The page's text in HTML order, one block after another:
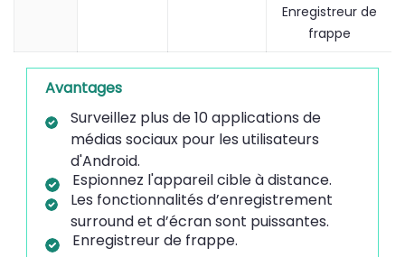
Enregistreur de
frappe
Avantages
Surveillez plus de 10 applications de
médias sociaux pour les utilisateurs
d'Android.
Espionnez l'appareil cible à distance.
Les fonctionnalités d’enregistrement
surround et d’écran sont puissantes.
Enregistreur de frappe.